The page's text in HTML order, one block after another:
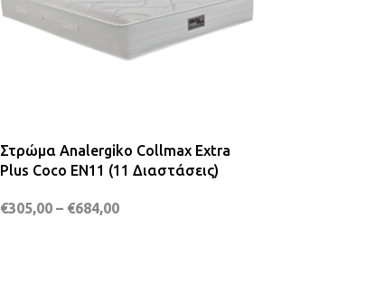
Στρώμα Analergiko Collmax Extra
Plus Coco EN11 (11 Διαστάσεις)
€305,00 – €684,00